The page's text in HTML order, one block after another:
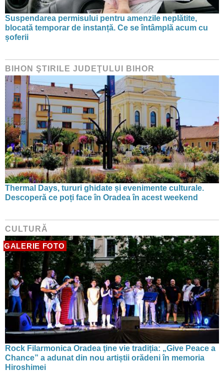
Suspendarea permisului pentru amenzile neplătite,
blocată temporar de instanță. Ce se întâmplă acum cu
șoferii
BIHON ŞTIRILE JUDEŢULUI BIHOR
Thermal Days, tururi ghidate și evenimente culturale.
Descoperă ce poți face în Oradea în acest weekend
CULTURĂ
GALERIE FOTO
Rock Filarmonica Oradea ţine vie tradiția: „Give Peace a
Chance” a adunat din nou artiștii orădeni în memoria
Hiroshimei